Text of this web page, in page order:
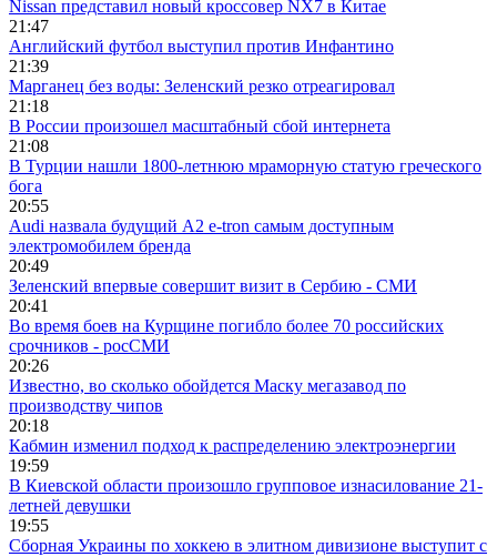
Nissan представил новый кроссовер NX7 в Китае
21:47
Английский футбол выступил против Инфантино
21:39
Марганец без воды: Зеленский резко отреагировал
21:18
В России произошел масштабный сбой интернета
21:08
В Турции нашли 1800-летнюю мраморную статую греческого
бога
20:55
Audi назвала будущий A2 e-tron самым доступным
электромобилем бренда
20:49
Зеленский впервые совершит визит в Сербию - СМИ
20:41
Во время боев на Курщине погибло более 70 российских
срочников - росСМИ
20:26
Известно, во сколько обойдется Маску мегазавод по
производству чипов
20:18
Кабмин изменил подход к распределению электроэнергии
19:59
В Киевской области произошло групповое изнасилование 21-
летней девушки
19:55
Сборная Украины по хоккею в элитном дивизионе выступит с